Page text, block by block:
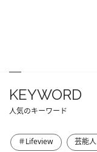
KEYWORD
人気のキーワード
＃Lifeview 芸能人